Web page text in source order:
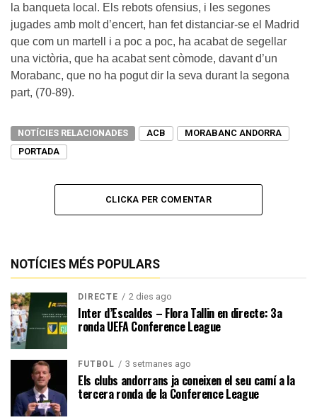
la banqueta local. Els rebots ofensius, i les segones
jugades amb molt d’encert, han fet distanciar-se el Madrid
que com un martell i a poc a poc, ha acabat de segellar
una victòria, que ha acabat sent còmode, davant d’un
Morabanc, que no ha pogut dir la seva durant la segona
part, (70-89).
NOTÍCIES RELACIONADES ACB
MORABANC ANDORRA
PORTADA
CLICKA PER COMENTAR
NOTÍCIES MÉS POPULARS
DIRECTE 2 dies ago
Inter d’Escaldes – Flora Tallin en directe: 3a
ronda UEFA Conference League
FUTBOL 3 setmanes ago
Els clubs andorrans ja coneixen el seu camí a la
tercera ronda de la Conference League